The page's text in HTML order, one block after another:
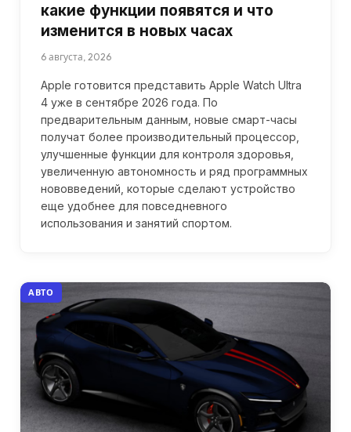
какие функции появятся и что
изменится в новых часах
6 августа, 2026
Apple готовится представить Apple Watch Ultra
4 уже в сентябре 2026 года. По
предварительным данным, новые смарт-часы
получат более производительный процессор,
улучшенные функции для контроля здоровья,
увеличенную автономность и ряд программных
нововведений, которые сделают устройство
еще удобнее для повседневного
использования и занятий спортом.
АВТО